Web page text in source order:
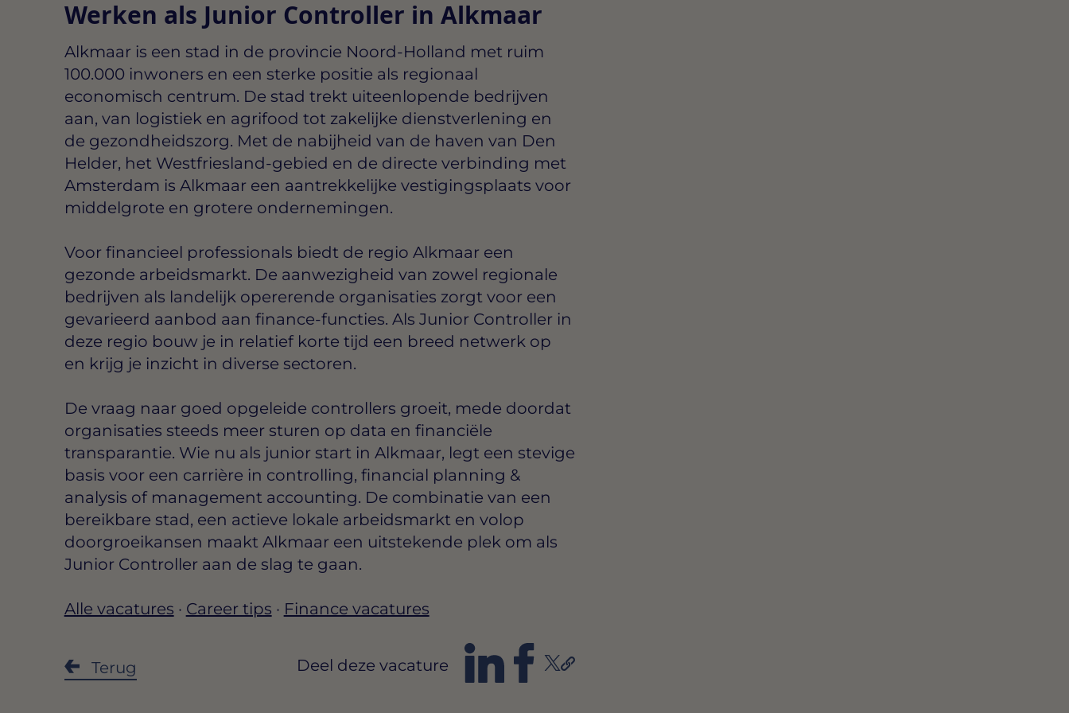
Werken als Junior Controller in Alkmaar
Alkmaar is een stad in de provincie Noord-Holland met ruim
100.000 inwoners en een sterke positie als regionaal
economisch centrum. De stad trekt uiteenlopende bedrijven
aan, van logistiek en agrifood tot zakelijke dienstverlening en
de gezondheidszorg. Met de nabijheid van de haven van Den
Helder, het Westfriesland-gebied en de directe verbinding met
Amsterdam is Alkmaar een aantrekkelijke vestigingsplaats voor
middelgrote en grotere ondernemingen.
Voor financieel professionals biedt de regio Alkmaar een
gezonde arbeidsmarkt. De aanwezigheid van zowel regionale
bedrijven als landelijk opererende organisaties zorgt voor een
gevarieerd aanbod aan finance-functies. Als Junior Controller in
deze regio bouw je in relatief korte tijd een breed netwerk op
en krijg je inzicht in diverse sectoren.
De vraag naar goed opgeleide controllers groeit, mede doordat
organisaties steeds meer sturen op data en financiële
transparantie. Wie nu als junior start in Alkmaar, legt een stevige
basis voor een carrière in controlling, financial planning &
analysis of management accounting. De combinatie van een
bereikbare stad, een actieve lokale arbeidsmarkt en volop
doorgroeikansen maakt Alkmaar een uitstekende plek om als
Junior Controller aan de slag te gaan.
Alle vacatures · Career tips · Finance vacatures
Terug Deel deze vacature